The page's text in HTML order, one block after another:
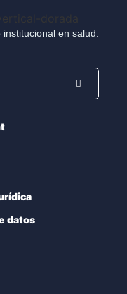
en salud.
datos